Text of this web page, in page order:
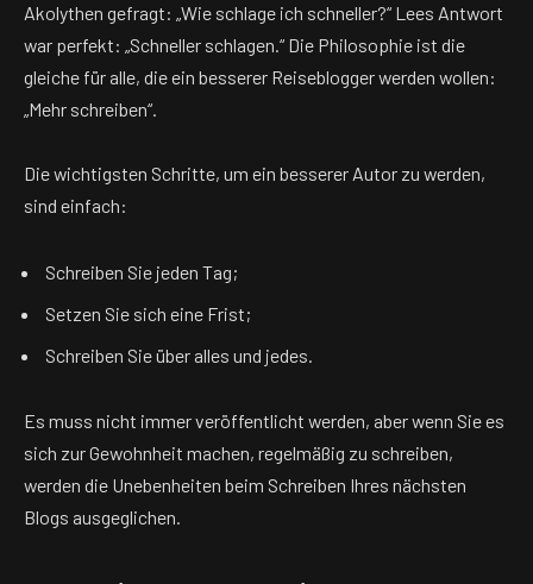
Akolythen gefragt: „Wie schlage ich schneller?“ Lees Antwort
war perfekt: „Schneller schlagen.“ Die Philosophie ist die
gleiche für alle, die ein besserer Reiseblogger werden wollen:
„Mehr schreiben“.
Die wichtigsten Schritte, um ein besserer Autor zu werden,
sind einfach:
Schreiben Sie jeden Tag;
Setzen Sie sich eine Frist;
Schreiben Sie über alles und jedes.
Es muss nicht immer veröffentlicht werden, aber wenn Sie es
sich zur Gewohnheit machen, regelmäßig zu schreiben,
werden die Unebenheiten beim Schreiben Ihres nächsten
Blogs ausgeglichen.